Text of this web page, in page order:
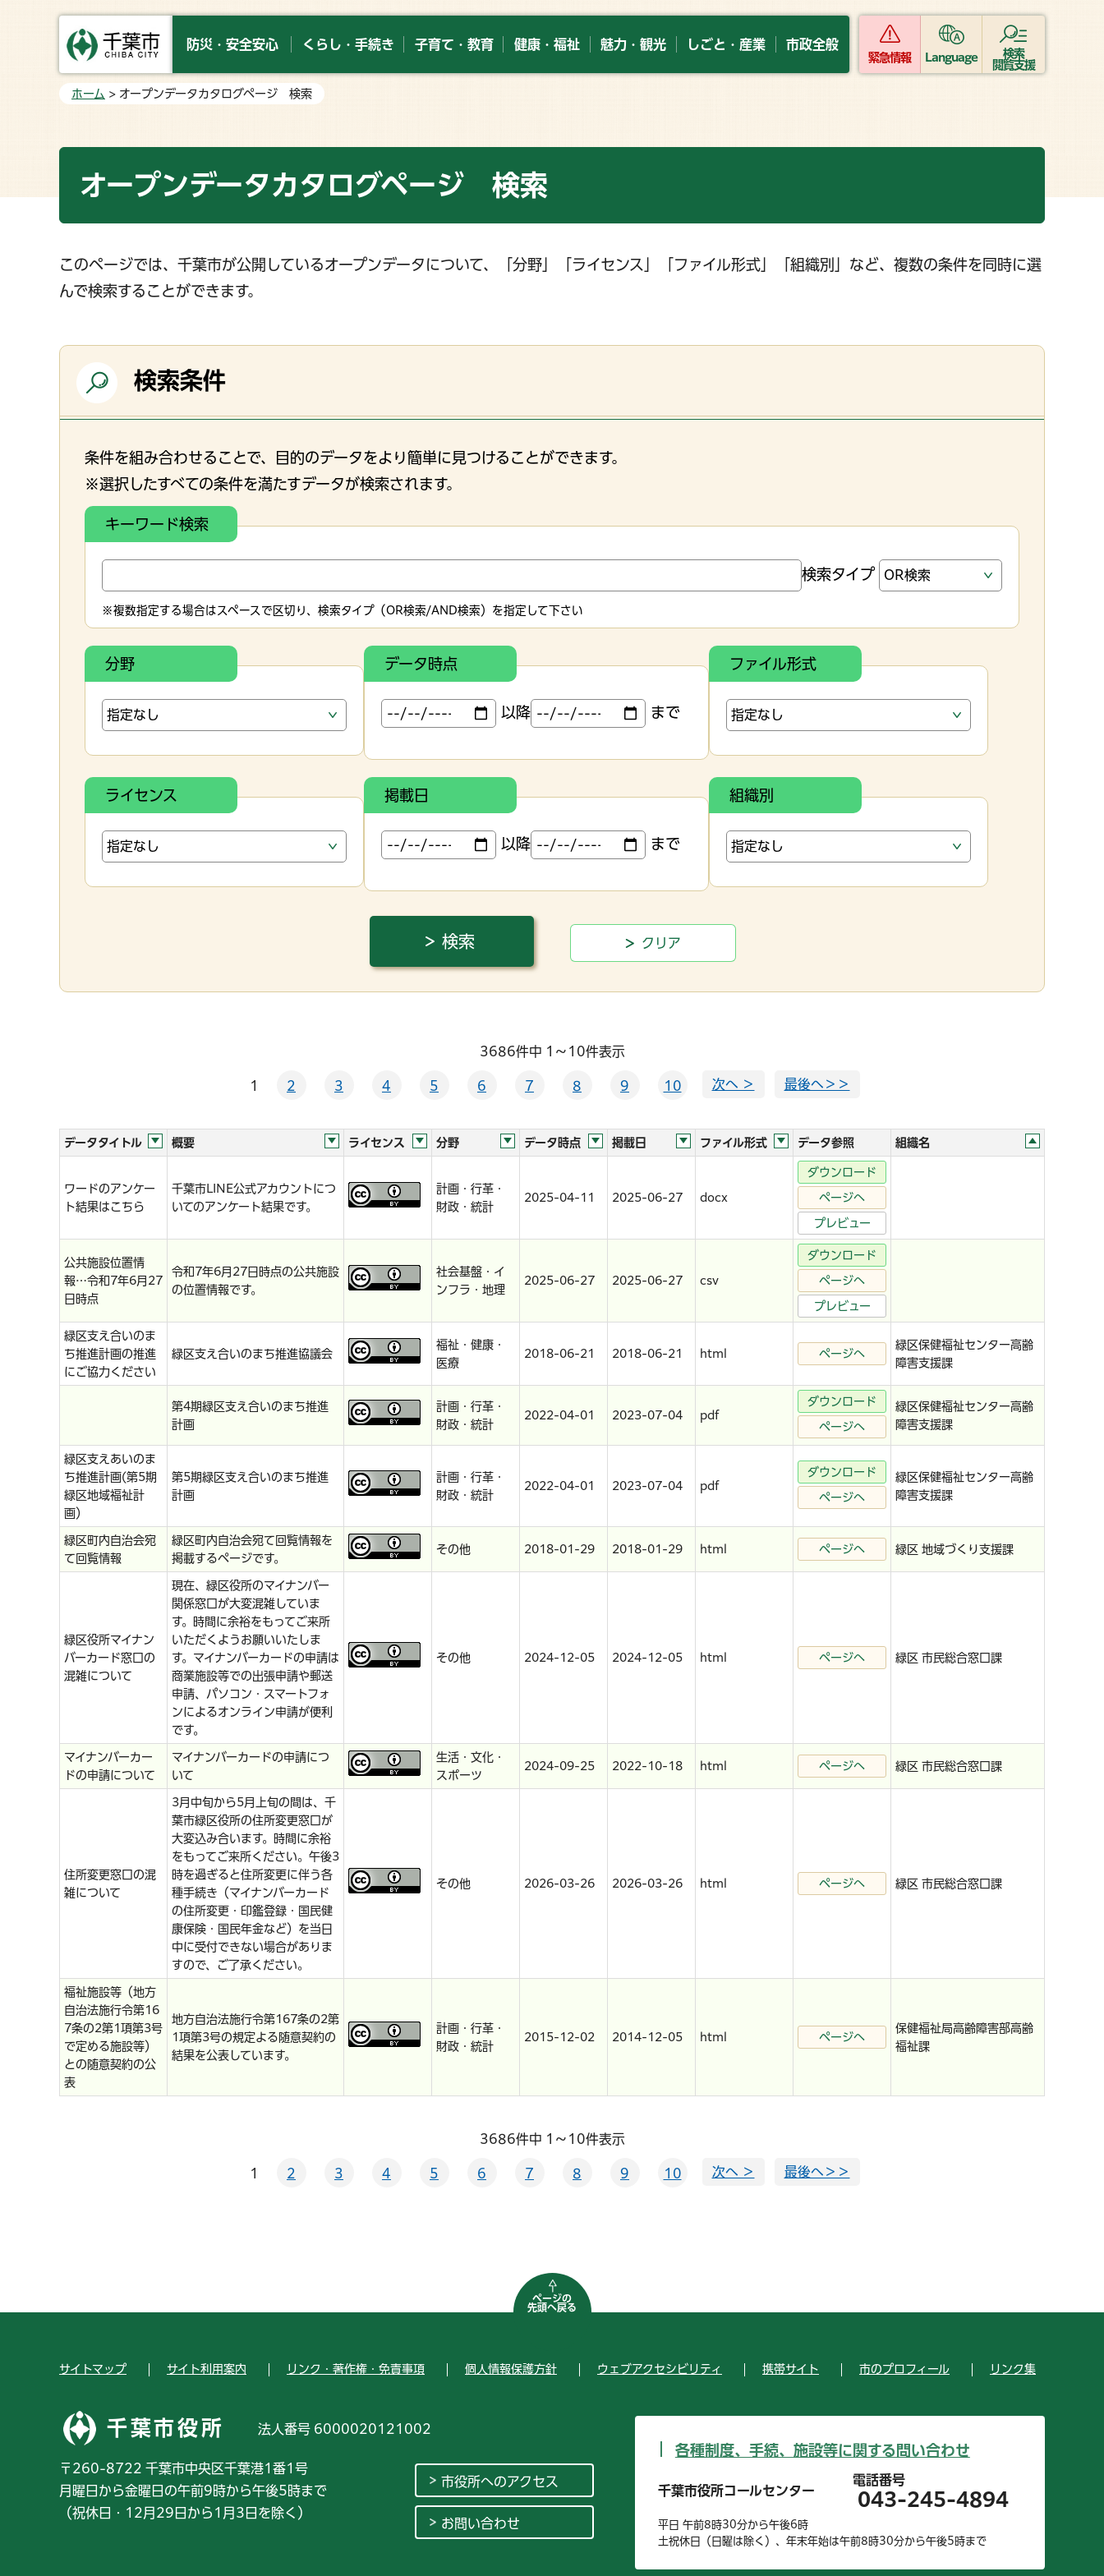
防災・安全安心 くらし・手続き 子育て・教育 健康・福祉 魅力・観光 しごと・産業 市政全般
緊急情報 Language
検索
閲覧支援
ホーム > オープンデータカタログページ 検索
オープンデータカタログページ 検索
このページでは、千葉市が公開しているオープンデータについて、「分野」「ライセンス」「ファイル形式」「組織別」など、複数の条件を同時に選
んで検索することができます。
検索条件
条件を組み合わせることで、目的のデータをより簡単に見つけることができます。
※選択したすべての条件を満たすデータが検索されます。
キーワード検索
検索タイプ
※複数指定する場合はスペースで区切り、検索タイプ（OR検索/AND検索）を指定して下さい
分野 データ時点
以降 まで
ファイル形式
ライセンス 掲載日
以降 まで
組織別
3686件中 1～10件表示
1 2 3 4 5 6 7 8 9 10 次へ ＞ 最後へ＞＞
データタイトル 概要 ライセンス 分野 データ時点 掲載日 ファイル形式 データ参照 組織名
ワードのアンケー
ト結果はこちら
千葉市LINE公式アカウントにつ
いてのアンケート結果です。
計画・行革・
財政・統計
2025-04-11 2025-06-27 docx
ダウンロード
ページへ
プレビュー
公共施設位置情
報…令和7年6月27
日時点
令和7年6月27日時点の公共施設
の位置情報です。
社会基盤・イ
ンフラ・地理
2025-06-27 2025-06-27 csv
ダウンロード
ページへ
プレビュー
緑区支え合いのま
ち推進計画の推進
にご協力ください
緑区支え合いのまち推進協議会
福祉・健康・
医療
2018-06-21 2018-06-21 html ページへ
緑区保健福祉センター高齢
障害支援課
第4期緑区支え合いのまち推進
計画
計画・行革・
財政・統計
2022-04-01 2023-07-04 pdf
ダウンロード
ページへ
緑区保健福祉センター高齢
障害支援課
緑区支えあいのま
ち推進計画(第5期
緑区地域福祉計
画）
第5期緑区支え合いのまち推進
計画
計画・行革・
財政・統計
2022-04-01 2023-07-04 pdf
ダウンロード
ページへ
緑区保健福祉センター高齢
障害支援課
緑区町内自治会宛
て回覧情報
緑区町内自治会宛て回覧情報を
掲載するページです。
その他 2018-01-29 2018-01-29 html ページへ 緑区 地域づくり支援課
緑区役所マイナン
バーカード窓口の
混雑について
現在、緑区役所のマイナンバー
関係窓口が大変混雑していま
す。時間に余裕をもってご来所
いただくようお願いいたしま
す。マイナンバーカードの申請は
商業施設等での出張申請や郵送
申請、パソコン・スマートフォ
ンによるオンライン申請が便利
です。
その他 2024-12-05 2024-12-05 html ページへ 緑区 市民総合窓口課
マイナンバーカー
ドの申請について
マイナンバーカードの申請につ
いて
生活・文化・
スポーツ
2024-09-25 2022-10-18 html ページへ 緑区 市民総合窓口課
住所変更窓口の混
雑について
3月中旬から5月上旬の間は、千
葉市緑区役所の住所変更窓口が
大変込み合います。時間に余裕
をもってご来所ください。午後3
時を過ぎると住所変更に伴う各
種手続き（マイナンバーカード
の住所変更・印鑑登録・国民健
康保険・国民年金など）を当日
中に受付できない場合がありま
すので、ご了承ください。
その他 2026-03-26 2026-03-26 html ページへ 緑区 市民総合窓口課
福祉施設等（地方
自治法施行令第16
7条の2第1項第3号
で定める施設等）
との随意契約の公
表
地方自治法施行令第167条の2第
1項第3号の規定よる随意契約の
結果を公表しています。
計画・行革・
財政・統計
2015-12-02 2014-12-05 html ページへ
保健福祉局高齢障害部高齢
福祉課
3686件中 1～10件表示
1 2 3 4 5 6 7 8 9 10 次へ ＞ 最後へ＞＞
ページの
先頭へ戻る
サイトマップ サイト利用案内 リンク・著作権・免責事項 個人情報保護方針 ウェブアクセシビリティ 携帯サイト 市のプロフィール リンク集
千葉市役所 法人番号 6000020121002
〒260-8722 千葉市中央区千葉港1番1号
月曜日から金曜日の午前9時から午後5時まで
（祝休日・12月29日から1月3日を除く）
市役所へのアクセス
お問い合わせ
各種制度、手続、施設等に関する問い合わせ
千葉市役所コールセンター
電話番号
043-245-4894
平日 午前8時30分から午後6時
土祝休日（日曜は除く）、年末年始は午前8時30分から午後5時まで